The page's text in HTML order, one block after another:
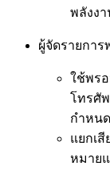
พลังง
ผู้จัดรายกา
ใช้พรอ
โทรศั
กำหนด
แยกเ
หมาย